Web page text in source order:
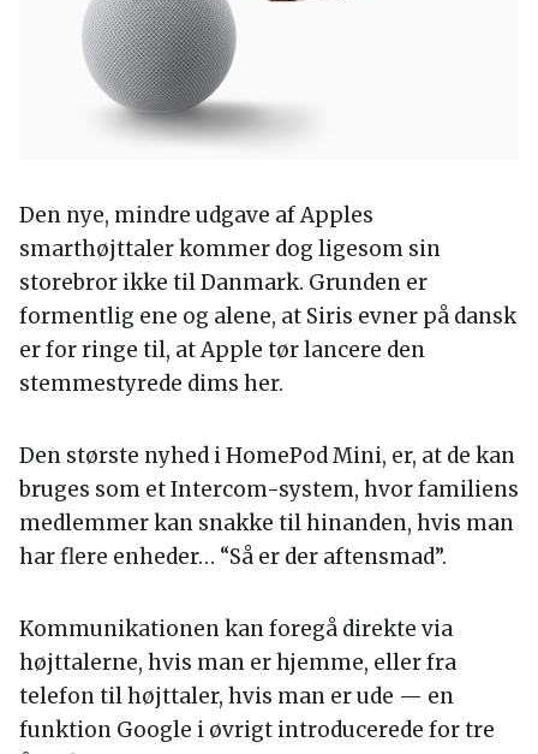
Den nye, mindre udgave af Apples
smarthøjttaler kommer dog ligesom sin
storebror ikke til Danmark. Grunden er
formentlig ene og alene, at Siris evner på dansk
er for ringe til, at Apple tør lancere den
stemmestyrede dims her.
Den største nyhed i HomePod Mini, er, at de kan
bruges som et Intercom-system, hvor familiens
medlemmer kan snakke til hinanden, hvis man
har flere enheder… “Så er der aftensmad”.
Kommunikationen kan foregå direkte via
højttalerne, hvis man er hjemme, eller fra
telefon til højttaler, hvis man er ude — en
funktion Google i øvrigt introducerede for tre